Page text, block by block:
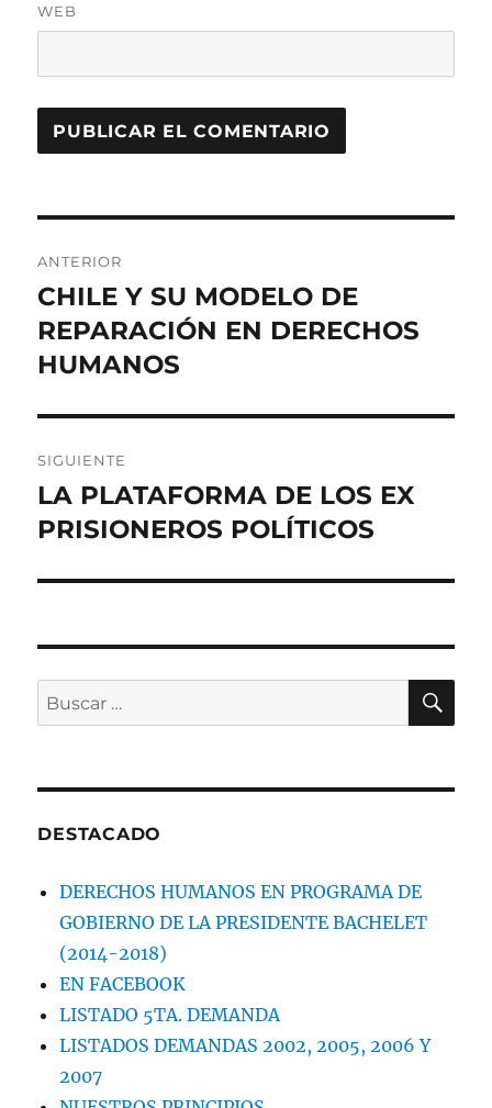
WEB
de
entradas
ANTERIOR
Entrada
anterior:
CHILE Y SU MODELO DE
REPARACIÓN EN DERECHOS
HUMANOS
SIGUIENTE
Entrada
siguiente:
LA PLATAFORMA DE LOS EX
PRISIONEROS POLÍTICOS
Buscar
por:
DESTACADO
DERECHOS HUMANOS EN PROGRAMA DE
GOBIERNO DE LA PRESIDENTE BACHELET
(2014-2018)
EN FACEBOOK
LISTADO 5TA. DEMANDA
LISTADOS DEMANDAS 2002, 2005, 2006 Y
2007